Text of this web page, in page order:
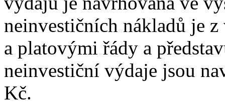
neinvestičních nákladů je
a platovými řády a
neinvestiční výdaje jsou
Kč.